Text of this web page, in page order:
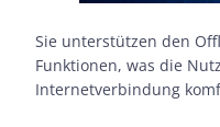
Sie unterstützen den
Funktionen, was die
Internetverbindung